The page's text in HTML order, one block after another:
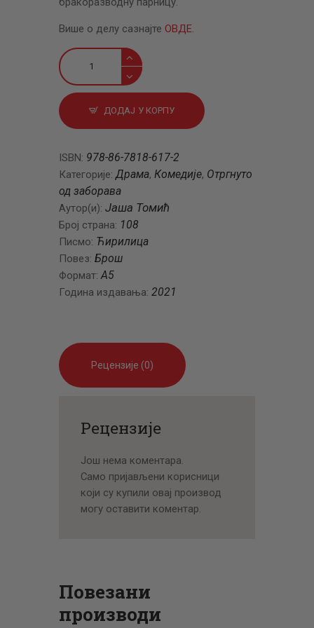
Више о делу сазнајте ОВДЕ.
Развод
брака
количина
ДОДАЈ У КОРПУ
ISBN: 978-86-7818-617-2
Категорије:Драма, Комедије, Отргнуто
од заборава
Аутор(и): Јаша Томић
Број страна: 108
Писмо: Ћирилица
Повез: Брош
Формат:A5
Година издавања: 2021
Рецензије (0)
Рецензије
Још нема коментара.
Само пријављени корисници
који су купили овај производ
могу оставити коментар.
Повезани
производи